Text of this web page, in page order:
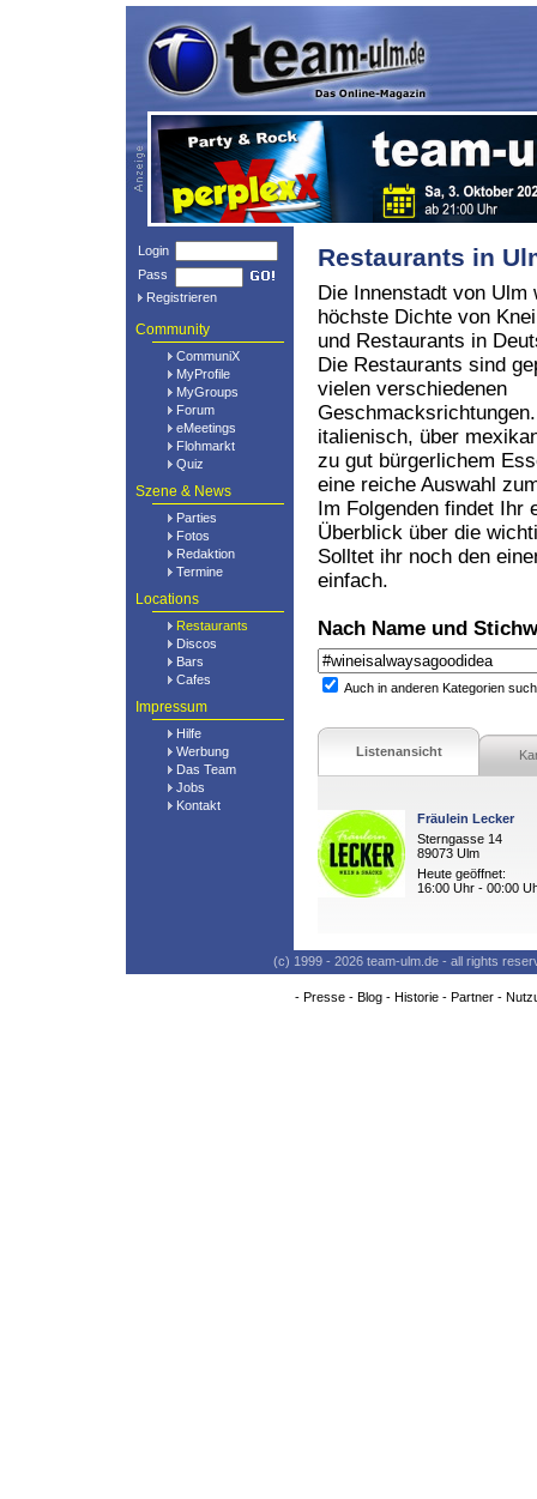
Login
Pass
Registrieren
Community
CommuniX
MyProfile
MyGroups
Forum
eMeetings
Flohmarkt
Quiz
Szene & News
Parties
Fotos
Redaktion
Termine
Locations
Restaurants
Discos
Bars
Cafes
Impressum
Hilfe
Werbung
Das Team
Jobs
Kontakt
Restaurants in
Die Innenstadt von Ulm
höchste Dichte von
und Restaurants in
Die Restaurants sind
vielen verschiedenen
italienisch, über
zu gut bürgerlichem
eine reiche Auswahl
Im Folgenden findet Ihr
Überblick über die
Solltet ihr noch den
einfach.
Nach Name und
Auch in anderen Kategorien
Listenansicht
Fräulein Lecker
Sterngasse 14
89073 Ulm
Heute geöffnet:
16:00 Uhr - 00:00
(c) 1999 - 2026 team-ulm.de - all rights
- Presse- Blog- Historie- Partner-